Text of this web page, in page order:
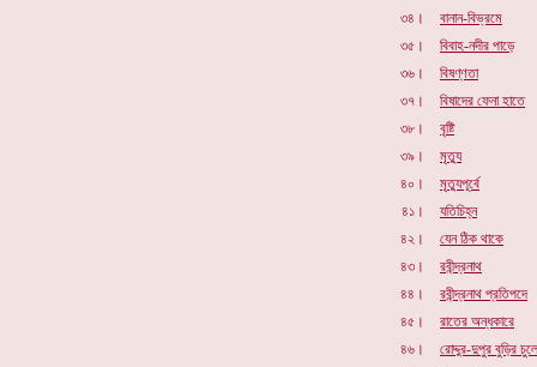
বানান-বিভ্রমে
বিবাহ-নদীর পাড়ে
বিষণ্ণতা
বিষাদের ফেনা হাতে
বৃষ্টি
মৃত্যু
মৃত্যুপূর্বে
যতিচিহ্ন
যেন ঠিক থাকে
রবীন্দ্রনাথ
রবীন্দ্রনাথ প্রতিপদে
রাতের অন্ধকারে
রোদ্দুর-দুপুর বুড়ির চুলে
৩৪।
৩৫।
৩৬।
৩৭।
৩৮।
৩৯।
৪০।
৪১।
৪২।
৪৩।
৪৪।
৪৫।
৪৬।